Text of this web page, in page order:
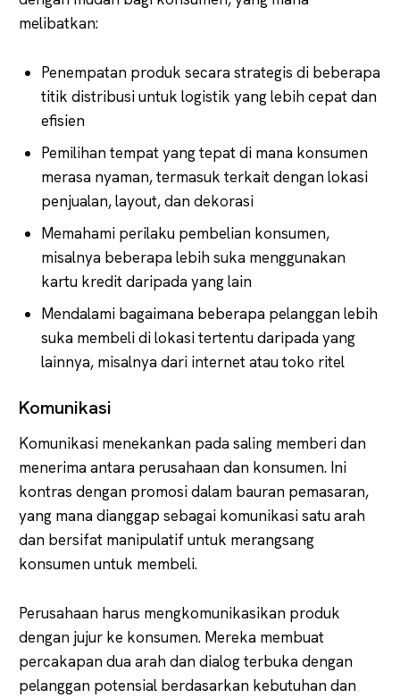
melibatkan:
Penempatan produk secara strategis di beberapa
titik distribusi untuk logistik yang lebih cepat dan
efisien
Pemilihan tempat yang tepat di mana konsumen
merasa nyaman, termasuk terkait dengan lokasi
penjualan, layout, dan dekorasi
Memahami perilaku pembelian konsumen,
misalnya beberapa lebih suka menggunakan
kartu kredit daripada yang lain
Mendalami bagaimana beberapa pelanggan lebih
suka membeli di lokasi tertentu daripada yang
lainnya, misalnya dari internet atau toko ritel
Komunikasi
Komunikasi menekankan pada saling memberi dan
menerima antara perusahaan dan konsumen. Ini
kontras dengan promosi dalam bauran pemasaran,
yang mana dianggap sebagai komunikasi satu arah
dan bersifat manipulatif untuk merangsang
konsumen untuk membeli.
Perusahaan harus mengkomunikasikan produk
dengan jujur ke konsumen. Mereka membuat
percakapan dua arah dan dialog terbuka dengan
pelanggan potensial berdasarkan kebutuhan dan